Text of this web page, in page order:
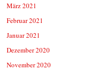
März 2021
Februar 2021
Januar 2021
Dezember 2020
November 2020